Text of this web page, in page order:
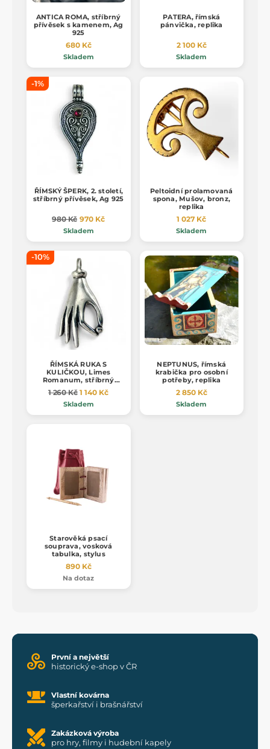
ANTICA ROMA, stříbrný
přívěsek s kamenem, Ag
925
680 Kč
Skladem
PATERA, římská
pánvička, replika
2 100 Kč
Skladem
-1%
ŘÍMSKÝ ŠPERK, 2. století,
stříbrný přívěsek, Ag 925
980 Kč 970 Kč
Skladem
Peltoidní prolamovaná
spona, Mušov, bronz,
replika
1 027 Kč
Skladem
-10%
ŘÍMSKÁ RUKA S
KULIČKOU, Limes
Romanum, stříbrný
přívěsek, Ag 925
1 260 Kč 1 140 Kč
Skladem
NEPTUNUS, římská
krabička pro osobní
potřeby, replika
2 850 Kč
Skladem
Starověká psací
souprava, vosková
tabulka, stylus
890 Kč
Na dotaz
První a největší
historický e-shop v ČR
Vlastní kovárna
šperkařství i brašnářství
Zakázková výroba
pro hry, filmy i hudební kapely